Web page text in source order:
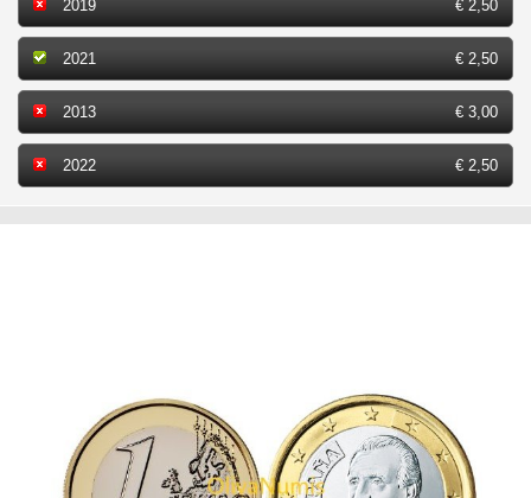
2019 € 2,50
2021 € 2,50
2013 € 3,00
2022 € 2,50